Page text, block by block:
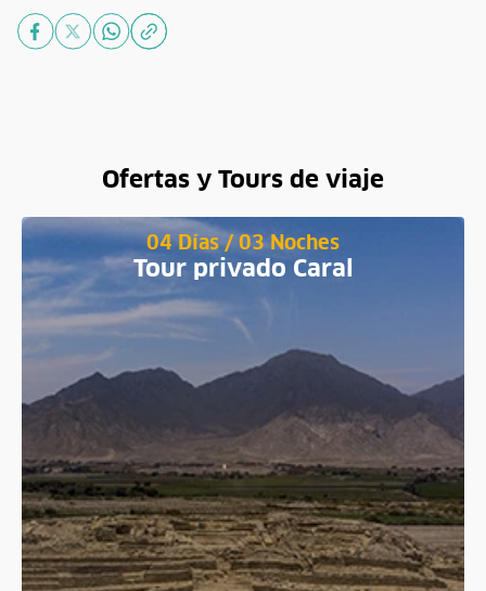
Ofertas y Tours de viaje
04 Días / 03 Noches
Tour privado Caral